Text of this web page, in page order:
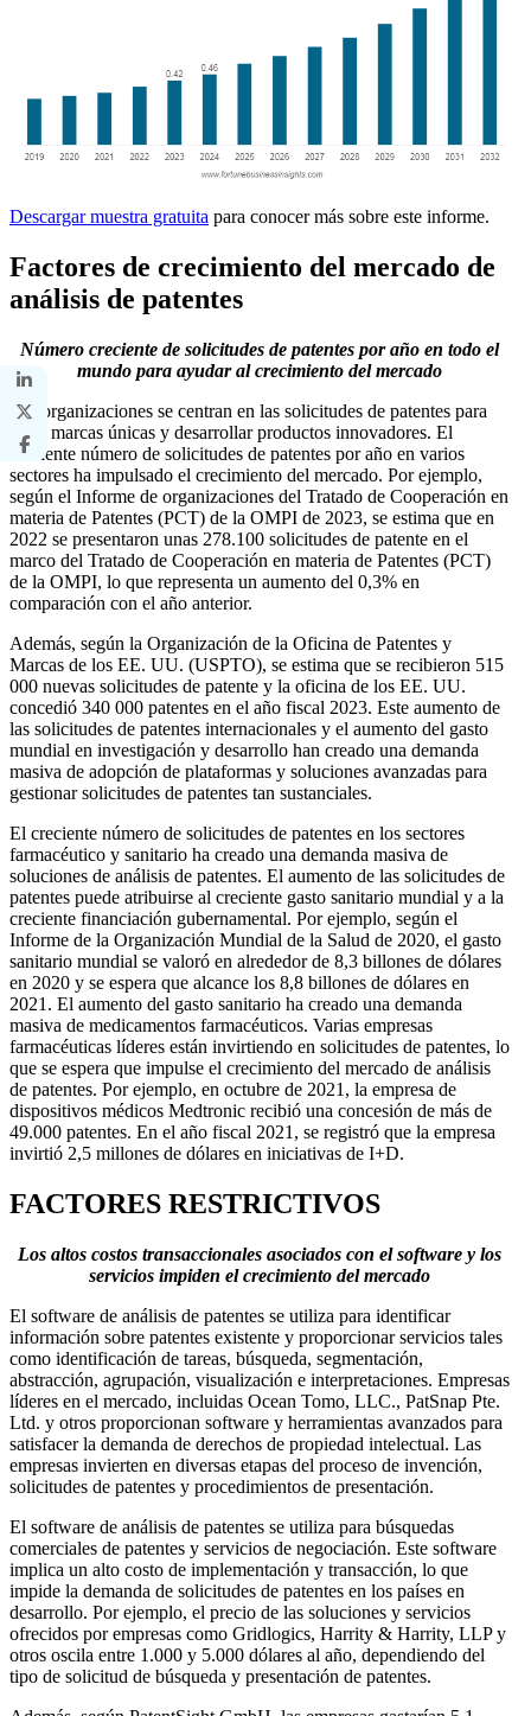
Descargar muestra gratuita para conocer más sobre este informe.
Factores de crecimiento del mercado de
análisis de patentes
Número creciente de solicitudes de patentes por año en todo el
mundo para ayudar al crecimiento del mercado
Las organizaciones se centran en las solicitudes de patentes para
crear marcas únicas y desarrollar productos innovadores. El
creciente número de solicitudes de patentes por año en varios
sectores ha impulsado el crecimiento del mercado. Por ejemplo,
según el Informe de organizaciones del Tratado de Cooperación en
materia de Patentes (PCT) de la OMPI de 2023, se estima que en
2022 se presentaron unas 278.100 solicitudes de patente en el
marco del Tratado de Cooperación en materia de Patentes (PCT)
de la OMPI, lo que representa un aumento del 0,3% en
comparación con el año anterior.
Además, según la Organización de la Oficina de Patentes y
Marcas de los EE. UU. (USPTO), se estima que se recibieron 515
000 nuevas solicitudes de patente y la oficina de los EE. UU.
concedió 340 000 patentes en el año fiscal 2023. Este aumento de
las solicitudes de patentes internacionales y el aumento del gasto
mundial en investigación y desarrollo han creado una demanda
masiva de adopción de plataformas y soluciones avanzadas para
gestionar solicitudes de patentes tan sustanciales.
El creciente número de solicitudes de patentes en los sectores
farmacéutico y sanitario ha creado una demanda masiva de
soluciones de análisis de patentes. El aumento de las solicitudes de
patentes puede atribuirse al creciente gasto sanitario mundial y a la
creciente financiación gubernamental. Por ejemplo, según el
Informe de la Organización Mundial de la Salud de 2020, el gasto
sanitario mundial se valoró en alrededor de 8,3 billones de dólares
en 2020 y se espera que alcance los 8,8 billones de dólares en
2021. El aumento del gasto sanitario ha creado una demanda
masiva de medicamentos farmacéuticos. Varias empresas
farmacéuticas líderes están invirtiendo en solicitudes de patentes, lo
que se espera que impulse el crecimiento del mercado de análisis
de patentes. Por ejemplo, en octubre de 2021, la empresa de
dispositivos médicos Medtronic recibió una concesión de más de
49.000 patentes. En el año fiscal 2021, se registró que la empresa
invirtió 2,5 millones de dólares en iniciativas de I+D.
FACTORES RESTRICTIVOS
Los altos costos transaccionales asociados con el software y los
servicios impiden el crecimiento del mercado
El software de análisis de patentes se utiliza para identificar
información sobre patentes existente y proporcionar servicios tales
como identificación de tareas, búsqueda, segmentación,
abstracción, agrupación, visualización e interpretaciones. Empresas
líderes en el mercado, incluidas Ocean Tomo, LLC., PatSnap Pte.
Ltd. y otros proporcionan software y herramientas avanzados para
satisfacer la demanda de derechos de propiedad intelectual. Las
empresas invierten en diversas etapas del proceso de invención,
solicitudes de patentes y procedimientos de presentación.
El software de análisis de patentes se utiliza para búsquedas
comerciales de patentes y servicios de negociación. Este software
implica un alto costo de implementación y transacción, lo que
impide la demanda de solicitudes de patentes en los países en
desarrollo. Por ejemplo, el precio de las soluciones y servicios
ofrecidos por empresas como Gridlogics, Harrity & Harrity, LLP y
otros oscila entre 1.000 y 5.000 dólares al año, dependiendo del
tipo de solicitud de búsqueda y presentación de patentes.